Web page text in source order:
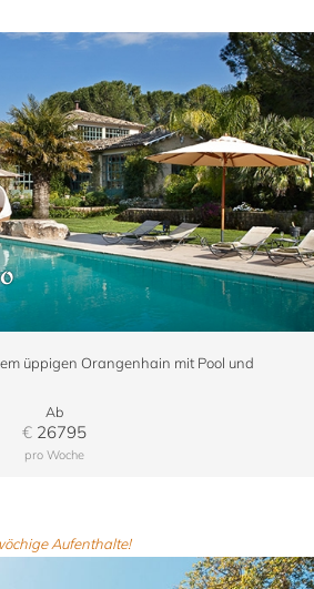
üppigen Orangenhain mit Pool und
Ab
€ 26795
pro Woche
Aufenthalte!